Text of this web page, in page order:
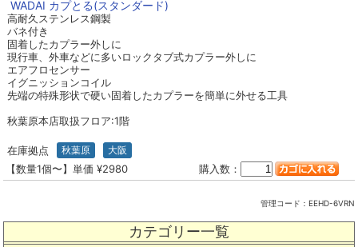
カテゴリー一覧
WADAI カプとる(スタンダード)
高耐久ステンレス鋼製
バネ付き
固着したカプラー外しに
現行車、外車などに多いロックタブ式カプラー外しに
エアフロセンサー
イグニッションコイル
先端の特殊形状で硬い固着したカプラーを簡単に外せる工具
秋葉原本店取扱フロア:1階
在庫拠点 秋葉原 大阪
【数量1個〜】単価 ¥2980 購入数：
管理コード： EEHD-6VRN